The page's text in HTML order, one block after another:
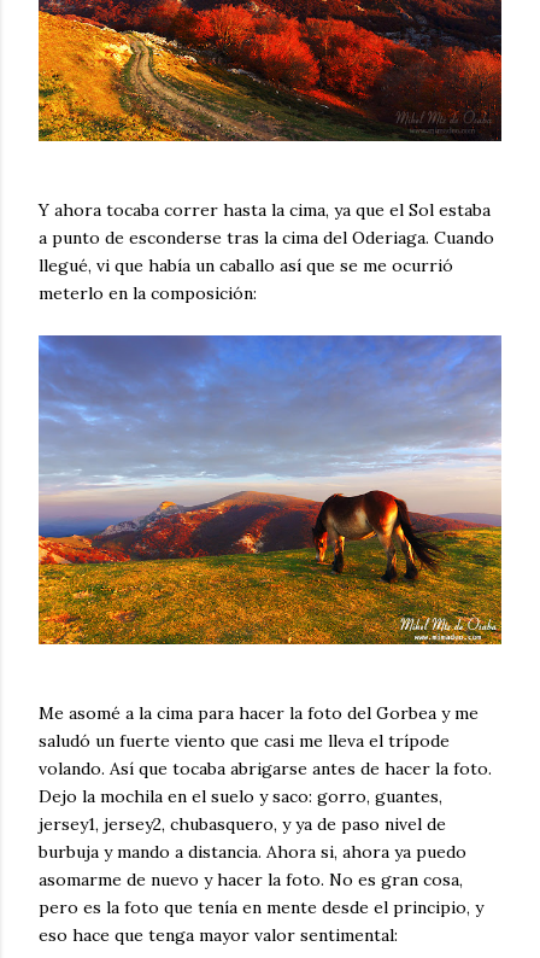
Y ahora tocaba correr hasta la cima, ya que el Sol estaba
a punto de esconderse tras la cima del Oderiaga. Cuando
llegué, vi que había un caballo así que se me ocurrió
meterlo en la composición:
Me asomé a la cima para hacer la foto del Gorbea y me
saludó un fuerte viento que casi me lleva el trípode
volando. Así que tocaba abrigarse antes de hacer la foto.
Dejo la mochila en el suelo y saco: gorro, guantes,
jersey1, jersey2, chubasquero, y ya de paso nivel de
burbuja y mando a distancia. Ahora si, ahora ya puedo
asomarme de nuevo y hacer la foto. No es gran cosa,
pero es la foto que tenía en mente desde el principio, y
eso hace que tenga mayor valor sentimental: